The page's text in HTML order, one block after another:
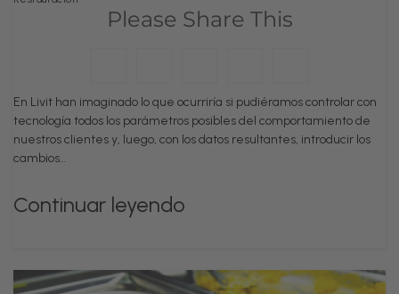
Please Share This
En Livit han imaginado lo que ocurriría si pudiéramos controlar con
tecnología todos los parámetros posibles del comportamiento de
nuestros clientes y, luego, con los datos resultantes, introducir los
cambios…
Continuar leyendo